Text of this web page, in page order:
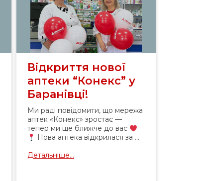
Відкриття нової
аптеки “Конекс” у
Баранівці!
Ми раді повідомити, що мережа
аптек «Конекс» зростає —
тепер ми ще ближче до вас
Нова аптека відкрилася за ...
Детальніше...